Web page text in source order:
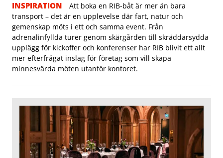
INSPIRATION
Att boka en RIB-båt är mer än bara
transport – det är en upplevelse där fart, natur och
gemenskap möts i ett och samma event. Från
adrenalinfyllda turer genom skärgården till skräddarsydda
upplägg för kickoffer och konferenser har RIB blivit ett allt
mer efterfrågat inslag för företag som vill skapa
minnesvärda möten utanför kontoret.